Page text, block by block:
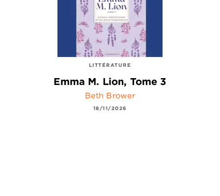
LITTÉRATURE
Emma M. Lion, Tome 3
Beth Brower
18/11/2026